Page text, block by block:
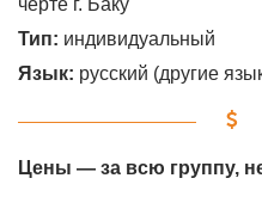
черте г. Баку
Тип: индивидуальный
Язык: русский (другие
Цены — за всю группу,